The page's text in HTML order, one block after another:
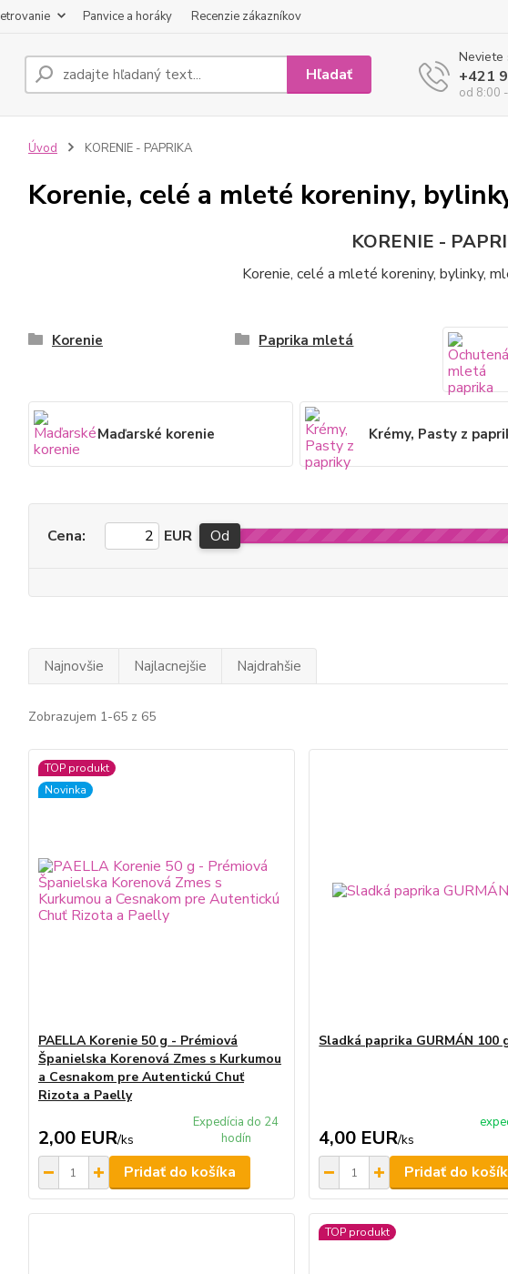
Panvice a horáky Recenzie zákazníkov
Hľadať
Neviete
+421
od 8:00
Úvod KORENIE - PAPRIKA
Korenie, celé a mleté koreniny,
KORENIE -
Korenie, celé a mleté koreniny, bylinky,
Korenie
Paprika mletá
Maďarské korenie Krémy, Pasty z
Cena: EUR Od
Najnovšie Najlacnejšie Najdrahšie
Zobrazujem 1-65 z 65
TOP produkt
Novinka
PAELLA Korenie 50 g - Prémiová
Španielska Korenová Zmes s Kurkumou
a Cesnakom pre Autentickú Chuť
Rizota a Paelly
2,00 EUR/ks
Expedícia do 24
hodín
Pridať do košíka
Sladká paprika GURMÁN 100
4,00 EUR/ks
Pridať do
TOP produkt